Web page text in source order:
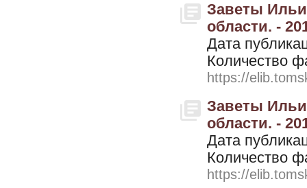
Заветы
области. -
Дата
Количество
https://
Заветы
области. -
Дата
Количество
https://